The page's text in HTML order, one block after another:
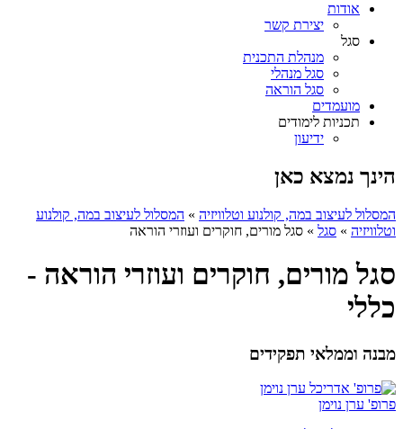
אודות
יצירת קשר
סגל
מנהלת התכנית
סגל מנהלי
סגל הוראה
מועמדים
תכניות לימודים
ידיעון
הינך נמצא כאן
המסלול לעיצוב במה, קולנוע וטלוויזיה » המסלול לעיצוב במה, קולנוע
וטלוויזיה » סגל » סגל מורים, חוקרים ועוזרי הוראה
סגל מורים, חוקרים ועוזרי הוראה -
כללי
מבנה וממלאי תפקידים
פרופ' ערן נוימן